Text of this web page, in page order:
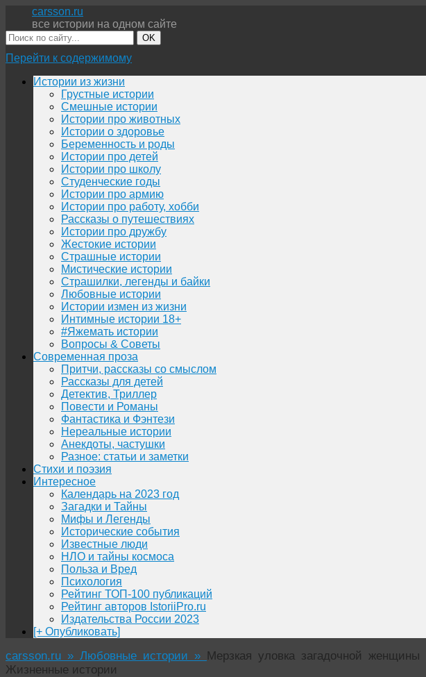
carsson.ru
все истории на одном сайте
OK
Перейти к содержимому
Истории из жизни
Грустные истории
Смешные истории
Истории про животных
Истории о здоровье
Беременность и роды
Истории про детей
Истории про школу
Студенческие годы
Истории про армию
Истории про работу, хобби
Рассказы о путешествиях
Истории про дружбу
Жестокие истории
Страшные истории
Мистические истории
Страшилки, легенды и байки
Любовные истории
Истории измен из жизни
Интимные истории 18+
#Яжемать истории
Вопросы & Советы
Современная проза
Притчи, рассказы со смыслом
Рассказы для детей
Детектив, Триллер
Повести и Романы
Фантастика и Фэнтези
Нереальные истории
Анекдоты, частушки
Разное: статьи и заметки
Стихи и поэзия
Интересное
Календарь на 2023 год
Загадки и Тайны
Мифы и Легенды
Исторические события
Известные люди
НЛО и тайны космоса
Польза и Вред
Психология
Рейтинг ТОП-100 публикаций
Рейтинг авторов IstoriiPro.ru
Издательства России 2023
[+ Опубликовать]
carsson.ru » Любовные истории » Мерзкая уловка загадочной
Жизненные истории